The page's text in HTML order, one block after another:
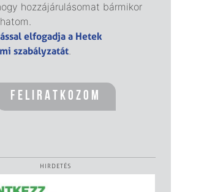
hozzájárulásomat bármikor
elfogadja a Hetek
szabályzatát.
HIRDETÉS